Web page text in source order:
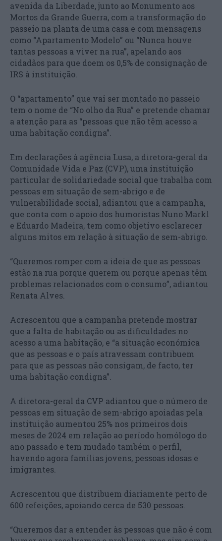
avenida da Liberdade, junto ao Monumento aos
Mortos da Grande Guerra, com a transformação do
passeio na planta de uma casa e com mensagens
como “Apartamento Modelo” ou “Nunca houve
tantas pessoas a viver na rua”, apelando aos
cidadãos para que doem os 0,5% de consignação de
IRS à instituição.
O “apartamento” que vai ser montado no passeio
tem o nome de “No olho da Rua” e pretende chamar
a atenção para as “pessoas que não têm acesso a
uma habitação condigna”.
Em declarações à agência Lusa, a diretora-geral da
Comunidade Vida e Paz (CVP), uma instituição
particular de solidariedade social que trabalha com
pessoas em situação de sem-abrigo e de
vulnerabilidade social, adiantou que a campanha,
que conta com o apoio dos humoristas Nuno Markl
e Eduardo Madeira, tem como objetivo esclarecer
alguns mitos em relação à situação de sem-abrigo.
“Queremos romper com a ideia de que as pessoas
estão na rua porque querem ou porque apenas têm
problemas relacionados com o consumo”, adiantou
Renata Alves.
Acrescentou que a campanha pretende mostrar
que a falta de habitação ou as dificuldades no
acesso a uma habitação, e “a situação económica
que as pessoas e o país atravessam contribuem
para que as pessoas não consigam, de facto, ter
uma habitação condigna”.
A diretora-geral da CVP adiantou que o número de
pessoas em situação de sem-abrigo apoiadas pela
instituição aumentou 25% nos primeiros dois
meses de 2024 em relação ao período homólogo do
ano passado e tem mudado também o perfil,
havendo agora famílias jovens, pessoas idosas e
imigrantes.
Acrescentou que distribuem diariamente perto de
600 refeições, apoiando cerca de 530 pessoas.
“Queremos dar a entender às pessoas que não é com